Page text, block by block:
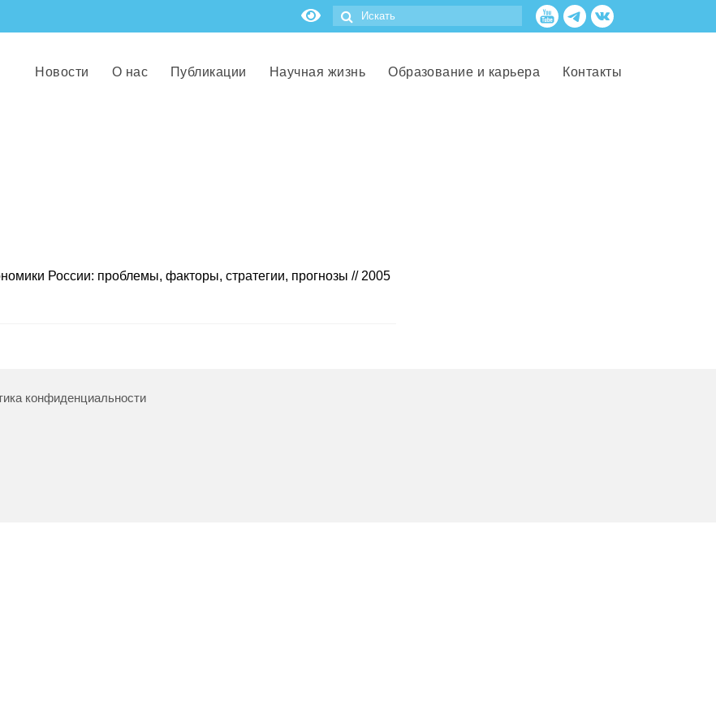
Новости О нас Публикации Научная жизнь Образование и карьера Контакты
России: проблемы, факторы, стратегии, прогнозы // 2005
конфиденциальности